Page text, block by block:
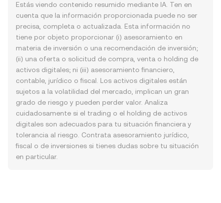
Estás viendo contenido resumido mediante IA. Ten en
cuenta que la información proporcionada puede no ser
precisa, completa o actualizada. Esta información no
tiene por objeto proporcionar (i) asesoramiento en
materia de inversión o una recomendación de inversión;
(ii) una oferta o solicitud de compra, venta o holding de
activos digitales; ni (iii) asesoramiento financiero,
contable, jurídico o fiscal. Los activos digitales están
sujetos a la volatilidad del mercado, implican un gran
grado de riesgo y pueden perder valor. Analiza
cuidadosamente si el trading o el holding de activos
digitales son adecuados para tu situación financiera y
tolerancia al riesgo. Contrata asesoramiento jurídico,
fiscal o de inversiones si tienes dudas sobre tu situación
en particular.